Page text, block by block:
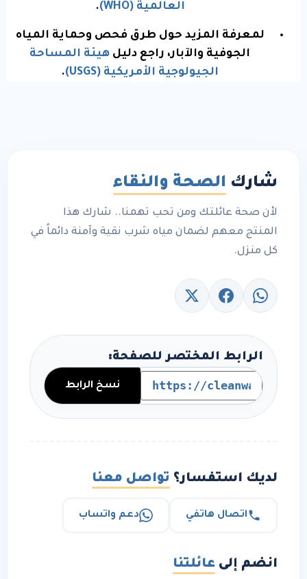
العالمية (WHO)
.
لمعرفة المزيد حول طرق فحص وحماية المياه
الجوفية والآبار، راجع دليل هيئة المساحة
الجيولوجية الأمريكية (USGS)
.
شارك الصحة والنقاء
لأن صحة عائلتك ومن تحب تهمنا.. شارك هذا
المنتج معهم لضمان مياه شرب نقية وآمنة دائماً في
كل منزل.
الرابط المختصر للصفحة:
نسخ الرابط
لديك استفسار؟ تواصل معنا
اتصال هاتفي دعم واتساب
انضم إلى عائلتنا